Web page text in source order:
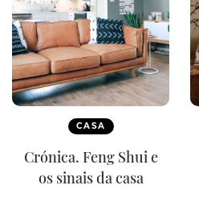
CASA
Crónica. Feng Shui e
os sinais da casa